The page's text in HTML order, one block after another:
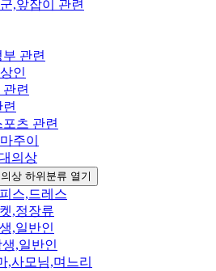
,앞잡이 관련
관련
인
련
츠 관련
주이
의상
상 하위분류 열기
스,드레스
,정장류
,일반인
,일반인
,사모님,며느리